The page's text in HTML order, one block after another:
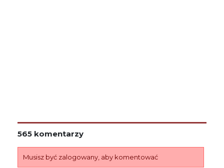
565 komentarzy
Musisz być zalogowany, aby komentować